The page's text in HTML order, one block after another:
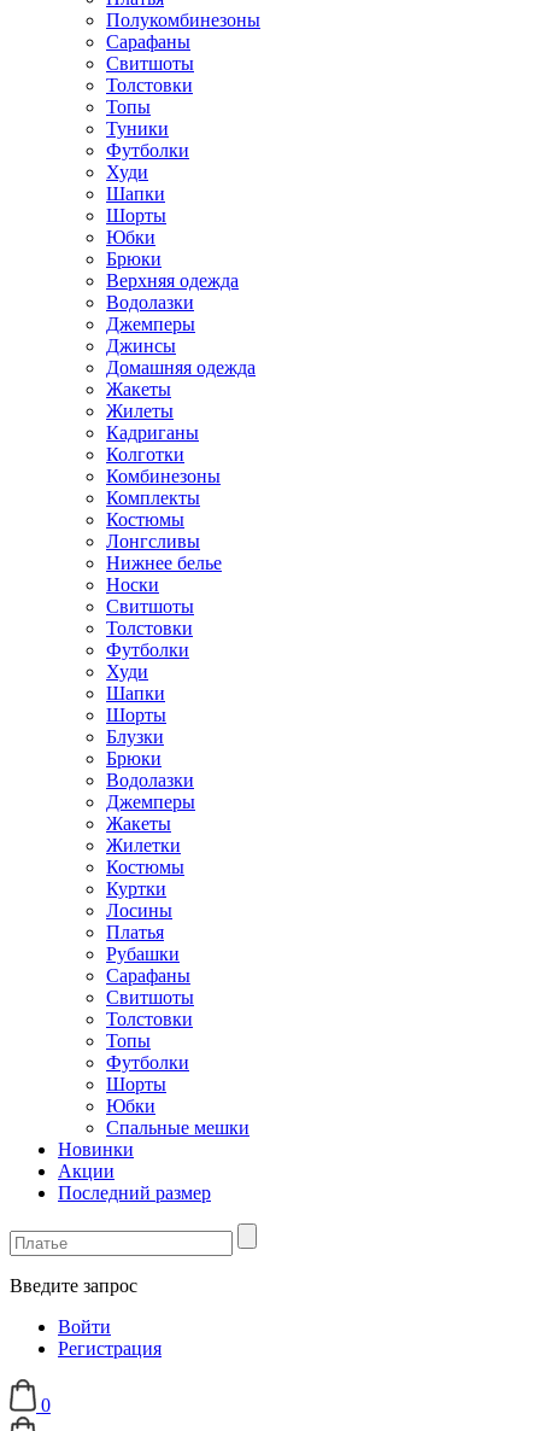
Полукомбинезоны
Сарафаны
Свитшоты
Толстовки
Топы
Туники
Футболки
Худи
Шапки
Шорты
Юбки
Брюки
Верхняя одежда
Водолазки
Джемперы
Джинсы
Домашняя одежда
Жакеты
Жилеты
Кадриганы
Колготки
Комбинезоны
Комплекты
Костюмы
Лонгсливы
Нижнее белье
Носки
Свитшоты
Толстовки
Футболки
Худи
Шапки
Шорты
Блузки
Брюки
Водолазки
Джемперы
Жакеты
Жилетки
Костюмы
Куртки
Лосины
Платья
Рубашки
Сарафаны
Свитшоты
Толстовки
Топы
Футболки
Шорты
Юбки
Спальные мешки
Новинки
Акции
Последний размер
Введите запрос
Войти
Регистрация
0